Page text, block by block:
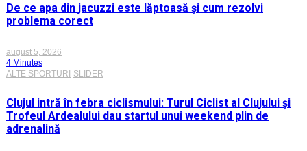
De ce apa din jacuzzi este lăptoasă și cum rezolvi
problema corect
august 5, 2026
4 Minutes
ALTE SPORTURI SLIDER
Clujul intră în febra ciclismului: Turul Ciclist al Clujului și
Trofeul Ardealului dau startul unui weekend plin de
adrenalină